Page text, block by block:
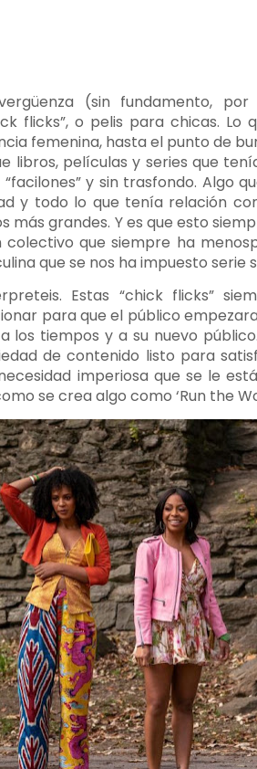
(sin fundamento,
flicks”, o pelis para chicas.
femenina, hasta el punto de
libros, películas y series que
y sin trasfondo. Algo
y todo lo que tenía relación
más grandes. Y es que esto
que siempre ha
que se nos ha impuesto serie
Estas “chick flicks”
para que el público
los tiempos y a su nuevo
de contenido listo para
imperiosa que se le
se crea algo como ‘Run the